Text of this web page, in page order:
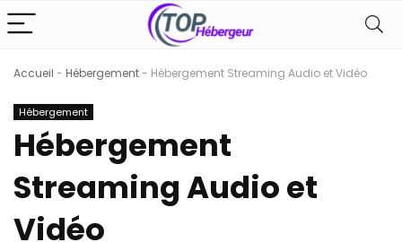
Accueil - Hébergement- Hébergement Streaming Audio et Vidéo
Hébergement
Hébergement
Streaming Audio et
Vidéo